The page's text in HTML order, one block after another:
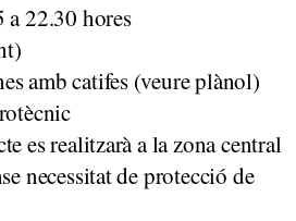
22.30 hores
amb catifes (veure plànol)
es realitzarà a la zona central
necessitat de protecció de